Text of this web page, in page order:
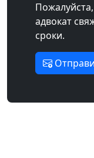
адвокат
сроки.